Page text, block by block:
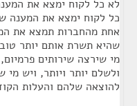
לא כל לקוח ימצא את
כל לקוח ימצא את המענה
אחת מהחברות תמצא את
מי שירצה שירותים
ולשלם יותר ויותר, ויש
להוצאה שלהם והעלות